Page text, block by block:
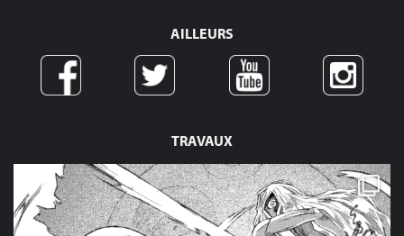
TRAVAUX
AILLEURS